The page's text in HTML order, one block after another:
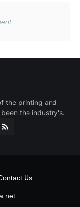
the printing and
the industry's.
Us